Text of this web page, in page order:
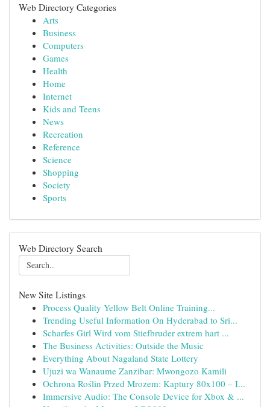
Web Directory Categories
Arts
Business
Computers
Games
Health
Home
Internet
Kids and Teens
News
Recreation
Reference
Science
Shopping
Society
Sports
Web Directory Search
New Site Listings
Process Quality Yellow Belt Online Training...
Trending Useful Information On Hyderabad to Sri...
Scharfes Girl Wird vom Stiefbruder extrem hart ...
The Business Activities: Outside the Music
Everything About Nagaland State Lottery
Ujuzi wa Wanaume Zanzibar: Mwongozo Kamili
Ochrona Roślin Przed Mrozem: Kaptury 80x100 – I...
Immersive Audio: The Console Device for Xbox & ...